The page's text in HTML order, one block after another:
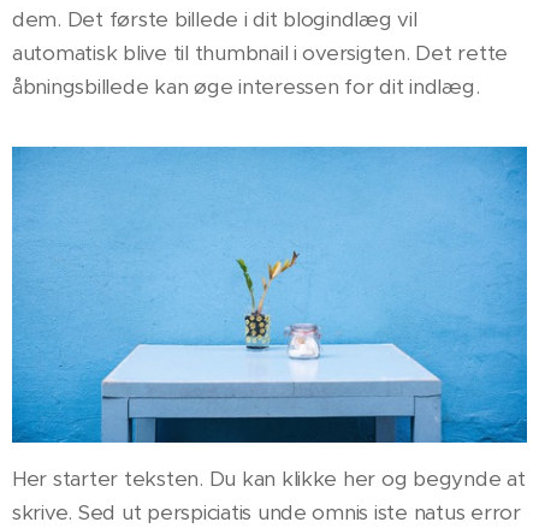
dem. Det første billede i dit blogindlæg vil
automatisk blive til thumbnail i oversigten. Det rette
åbningsbillede kan øge interessen for dit indlæg.
Her starter teksten. Du kan klikke her og begynde at
skrive. Sed ut perspiciatis unde omnis iste natus error